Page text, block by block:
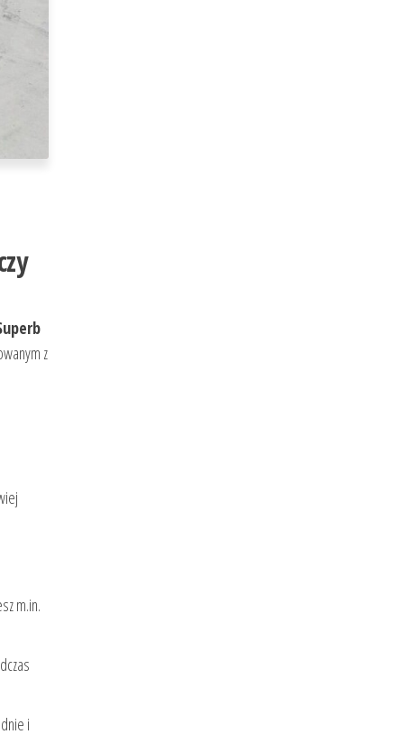
z
m.in.
i